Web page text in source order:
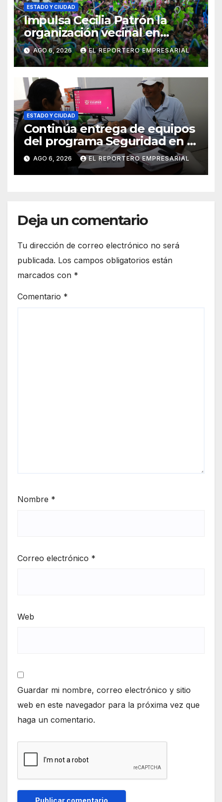
ESTADO Y CIUDAD
Impulsa Cecilia Patrón la
organización vecinal en
Mérida y suma a comités de
vigilancia en la prevención
social del delito
AGO 6, 2026 EL REPORTERO EMPRESARIAL
ESTADO Y CIUDAD
Continúa entrega de equipos
del programa Seguridad en el
Mar
AGO 6, 2026 EL REPORTERO EMPRESARIAL
Deja un comentario
Tu dirección de correo electrónico no será
publicada. Los campos obligatorios están
marcados con *
Comentario *
Nombre *
Correo electrónico *
Web
Guardar mi nombre, correo electrónico y sitio
web en este navegador para la próxima vez que
haga un comentario.